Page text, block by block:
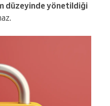
düzeyinde yönetildiği